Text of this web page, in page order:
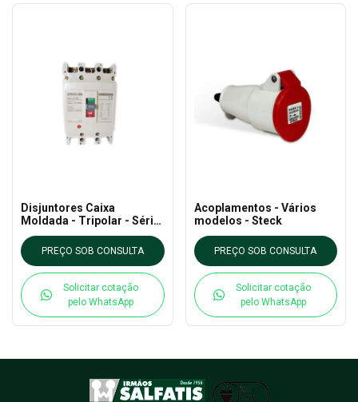
Disjuntores Caixa
Moldada - Tripolar - Série
100 - 690V - 100A - Steck
PREÇO SOB CONSULTA
Solicitar cotação
pelo WhatsApp
Acoplamentos - Vários
modelos - Steck
PREÇO SOB CONSULTA
Solicitar cotação
pelo WhatsApp